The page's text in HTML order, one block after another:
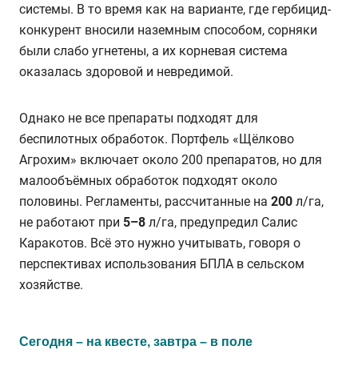
системы. В то время как на варианте, где гербицид-
конкурент вносили наземным способом, сорняки
были слабо угнетены, а их корневая система
оказалась здоровой и невредимой.
Однако не все препараты подходят для
беспилотных обработок. Портфель «Щёлково
Агрохим» включает около 200 препаратов, но для
малообъёмных обработок подходят около
половины. Регламенты, рассчитанные на 200 л/га,
не работают при 5–8 л/га, предупредил Салис
Каракотов. Всё это нужно учитывать, говоря о
перспективах использования БПЛА в сельском
хозяйстве.
Сегодня – на квесте, завтра – в поле